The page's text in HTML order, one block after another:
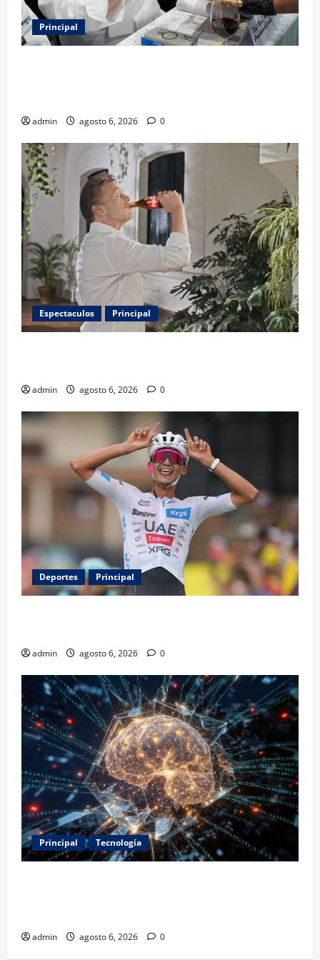
Principal
admin agosto 6, 2026 0
Espectaculos Principal
admin agosto 6, 2026 0
Deportes Principal
admin agosto 6, 2026 0
Principal Tecnología
admin agosto 6, 2026 0